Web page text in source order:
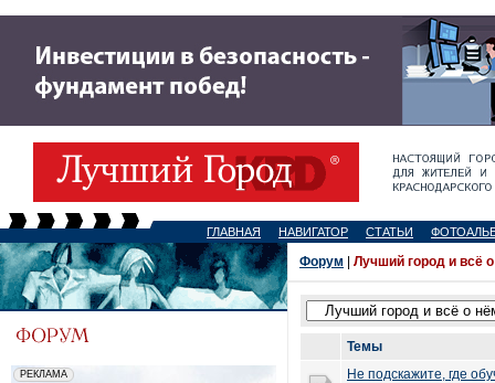
ГЛАВНАЯ НАВИГАТОР СТАТЬИ
Форум Лучший город и всё
Темы
Не подскажите, где